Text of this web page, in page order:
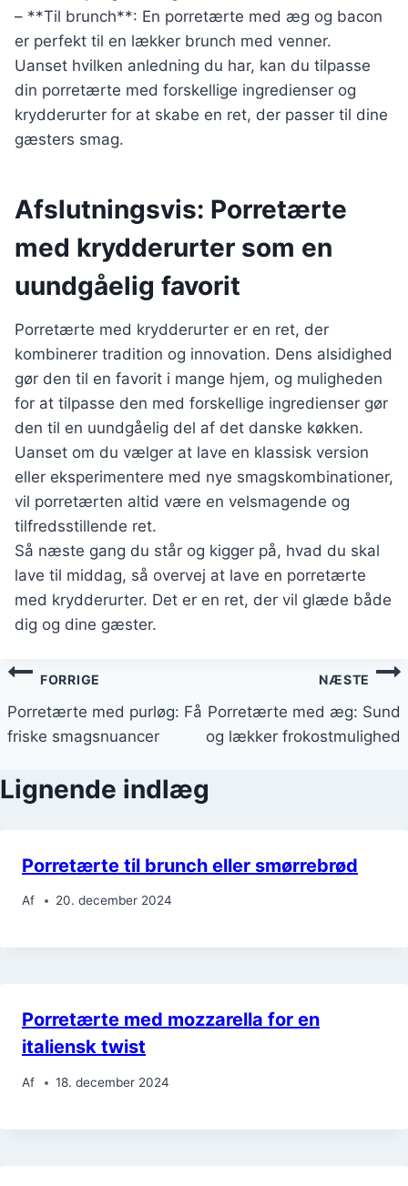
– **Til brunch**: En porretærte med æg og bacon
er perfekt til en lækker brunch med venner.
Uanset hvilken anledning du har, kan du tilpasse
din porretærte med forskellige ingredienser og
krydderurter for at skabe en ret, der passer til dine
gæsters smag.
Afslutningsvis: Porretærte
med krydderurter som en
uundgåelig favorit
Porretærte med krydderurter er en ret, der
kombinerer tradition og innovation. Dens alsidighed
gør den til en favorit i mange hjem, og muligheden
for at tilpasse den med forskellige ingredienser gør
den til en uundgåelig del af det danske køkken.
Uanset om du vælger at lave en klassisk version
eller eksperimentere med nye smagskombinationer,
vil porretærten altid være en velsmagende og
tilfredsstillende ret.
Så næste gang du står og kigger på, hvad du skal
lave til middag, så overvej at lave en porretærte
med krydderurter. Det er en ret, der vil glæde både
dig og dine gæster.
Indlægsnavigation
FORRIGE
Porretærte med purløg: Få
friske smagsnuancer
NÆSTE
Porretærte med æg: Sund
og lækker frokostmulighed
Lignende indlæg
Porretærte til brunch eller smørrebrød
Af 20. december 2024
Porretærte med mozzarella for en
italiensk twist
Af 18. december 2024